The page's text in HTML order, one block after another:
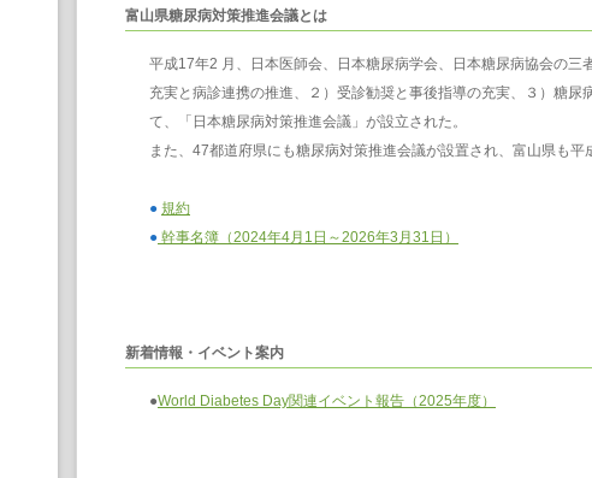
富山県糖尿病対策推進会議とは
平成17年2 月、日本医師会、日本糖尿病学会、日本糖尿病協会の三
充実と病診連携の推進、２）受診勧奨と事後指導の充実、３）糖尿
て、「日本糖尿病対策推進会議」が設立された。
また、47都道府県にも糖尿病対策推進会議が設置され、富山県も平
● 規約
● 幹事名簿（2024年4月1日～2026年3月31日）
新着情報・イベント案内
●World Diabetes Day関連イベント報告（2025年度）